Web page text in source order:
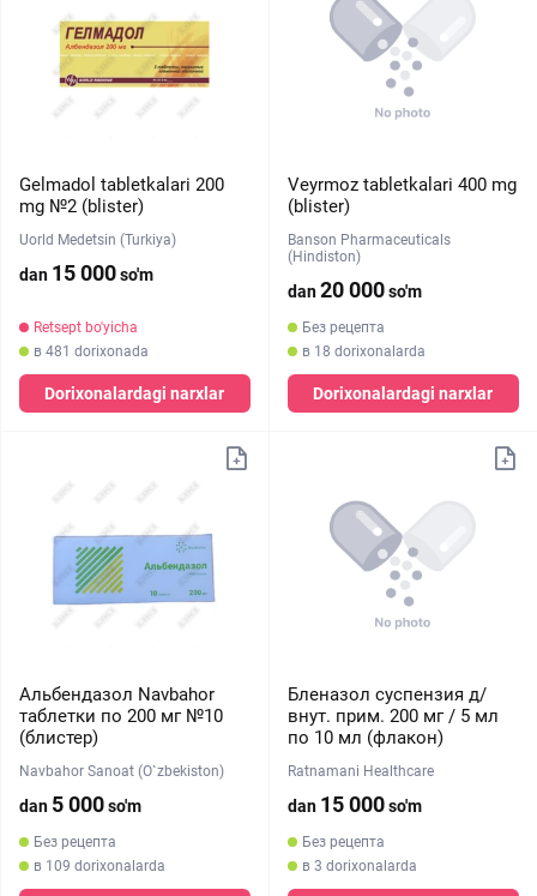
Gelmadol tabletkalari 200
mg №2 (blister)
Uorld Medetsin (Turkiya)
dan 15 000so'm
Retsept bo'yicha
в 481 dorixonada
Dorixonalardagi narxlar
Veyrmoz tabletkalari 400 mg
(blister)
Banson Pharmaceuticals
(Hindiston)
dan20 000so'm
Без рецепта
в 18 dorixonalarda
Dorixonalardagi narxlar
Альбендазол Navbahor
таблетки по 200 мг №10
(блистер)
Navbahor Sanoat (O`zbekiston)
dan 5 000so'm
Без рецепта
в 109 dorixonalarda
Бленазол суспензия д/
внут. прим. 200 мг / 5 мл
по 10 мл (флакон)
Ratnamani Healthcare
dan 15 000so'm
Без рецепта
в 3 dorixonalarda